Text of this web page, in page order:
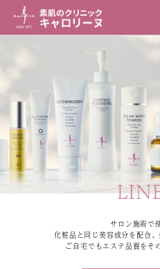
サロン施術で
化粧品と同じ美容成分を配合
ご自宅でもエステ品質をそ